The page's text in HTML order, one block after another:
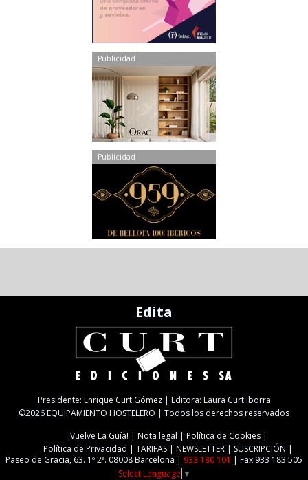
Publicidad
Publicidad
Edita
Presidente: Enrique Curt Gómez | Editora: Laura Curt Iborra
©2026 EQUIPAMIENTO HOSTELERO | Todos los derechos reservados
¡Vuelve La Guía!
Nota legal
Política de Cookies
Política de Privacidad
TARIFAS NEWSLETTER
SUSCRIPCIÓN
Paseo de Gracia, 63. 1º 2ª. 08008 Barcelona | 933 180 101 | Fax 933 183 505
Select Language ▼